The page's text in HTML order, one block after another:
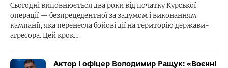
Сьогодні виповнюється два роки від початку Курської
операції — безпрецедентної за задумом і виконанням
кампанії, яка перенесла бойові дії на територію держави-
агресора. Цей крок…
Актор і офіцер Володимир Ращук: «Воєнні